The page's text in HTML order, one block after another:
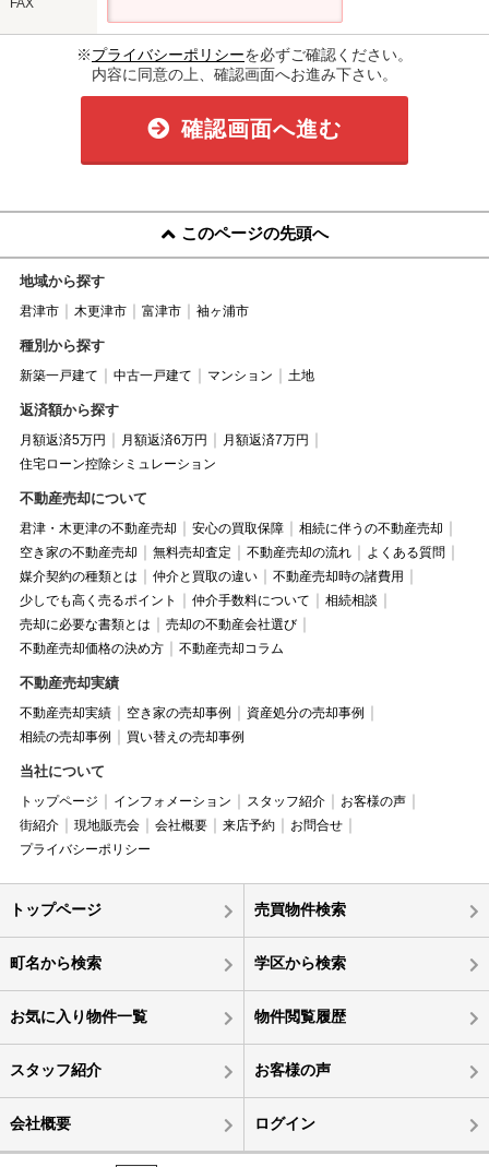
FAX
※プライバシーポリシーを必ずご確認ください。
内容に同意の上、確認画面へお進み下さい。
確認画面へ進む
このページの先頭へ
地域から探す
君津市 木更津市 富津市 袖ヶ浦市
種別から探す
新築一戸建て 中古一戸建て マンション 土地
返済額から探す
月額返済5万円 月額返済6万円
月額返済7万円
住宅ローン控除シミュレーション
不動産売却について
君津・木更津の不動産売却 安心の買取保障
相続に伴うの不動産売却
空き家の不動産売却
無料売却査定 不動産売却の流れ
よくある質問
媒介契約の種類とは
仲介と買取の違い
不動産売却時の諸費用
少しでも高く売るポイント
仲介手数料について
相続相談
売却に必要な書類とは
売却の不動産会社選び
不動産売却価格の決め方
不動産売却コラム
不動産売却実績
不動産売却実績 空き家の売却事例
資産処分の売却事例
相続の売却事例
買い替えの売却事例
当社について
トップページ インフォメーション スタッフ紹介
お客様の声
街紹介
現地販売会 会社概要 来店予約
お問合せ
プライバシーポリシー
トップページ 売買物件検索
町名から検索 学区から検索
お気に入り物件一覧 物件閲覧履歴
スタッフ紹介 お客様の声
会社概要 ログイン